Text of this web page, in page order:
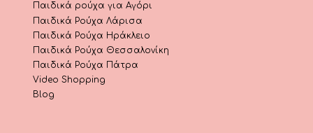
Παιδικά ρούχα για Αγόρι
Παιδικά Ρούχα Λάρισα
Παιδικά Ρούχα Ηράκλειο
Παιδικά Ρούχα Θεσσαλονίκη
Παιδικά Ρούχα Πάτρα
Video Shopping
Blog